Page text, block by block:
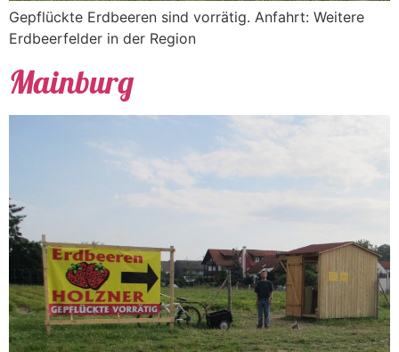
Gepflückte Erdbeeren sind vorrätig. Anfahrt: Weitere
Erdbeerfelder in der Region
Mainburg